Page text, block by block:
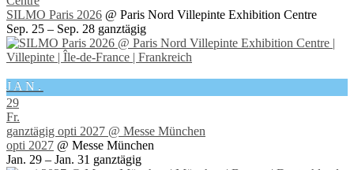
SILMO Paris 2026 @ Paris Nord Villepinte Exhibition Centre
Sep. 25 – Sep. 28 ganztägig
JAN.
29
Fr.
ganztägig opti 2027 @ Messe München
opti 2027 @ Messe München
Jan. 29 – Jan. 31 ganztägig